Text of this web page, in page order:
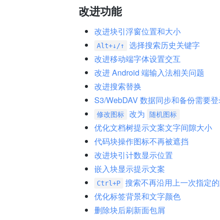
改进功能
改进块引浮窗位置和大小
Alt+↓/↑
选择搜索历史关键字
改进移动端字体设置交互
改进 Android 端输入法相关问题
改进搜索替换
S3/WebDAV 数据同步和备份需要
修改图标 改为 随机图标
优化文档树提示文案文字间隙大小
代码块操作图标不再被遮挡
改进块引计数显示位置
嵌入块显示提示文案
Ctrl+P
搜索不再沿用上一次指定
优化标签背景和文字颜色
删除块后刷新面包屑